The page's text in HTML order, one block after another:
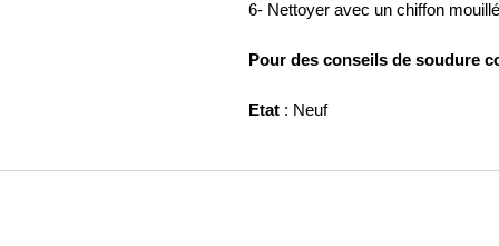
6- Nettoyer avec un chiffon
Pour des conseils de soudure
Etat : Neuf